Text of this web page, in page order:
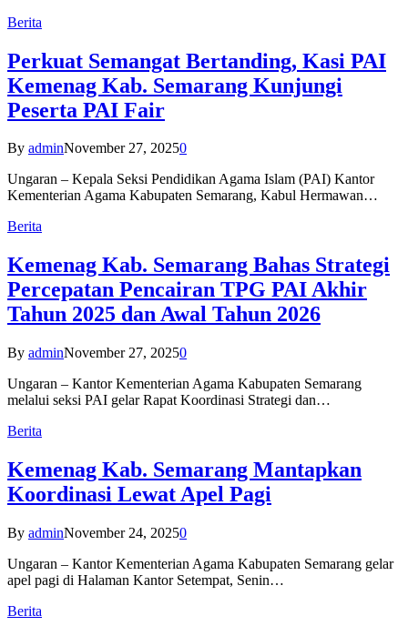
Berita
Perkuat Semangat Bertanding, Kasi PAI
Kemenag Kab. Semarang Kunjungi
Peserta PAI Fair
By adminNovember 27, 20250
Ungaran – Kepala Seksi Pendidikan Agama Islam (PAI) Kantor
Kementerian Agama Kabupaten Semarang, Kabul Hermawan…
Berita
Kemenag Kab. Semarang Bahas Strategi
Percepatan Pencairan TPG PAI Akhir
Tahun 2025 dan Awal Tahun 2026
By adminNovember 27, 20250
Ungaran – Kantor Kementerian Agama Kabupaten Semarang
melalui seksi PAI gelar Rapat Koordinasi Strategi dan…
Berita
Kemenag Kab. Semarang Mantapkan
Koordinasi Lewat Apel Pagi
By adminNovember 24, 20250
Ungaran – Kantor Kementerian Agama Kabupaten Semarang gelar
apel pagi di Halaman Kantor Setempat, Senin…
Berita